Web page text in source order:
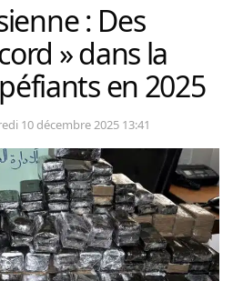
: Des
» dans la
en 2025
10 décembre 2025 13:41